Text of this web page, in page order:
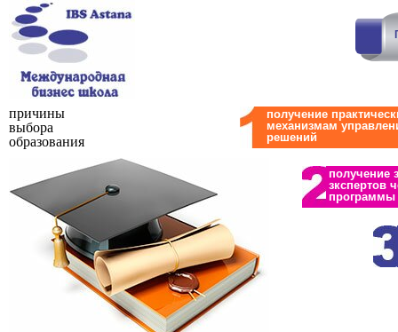
получение
механизмам
решений
получение
зкспертов
программы
причины
выбора
образования